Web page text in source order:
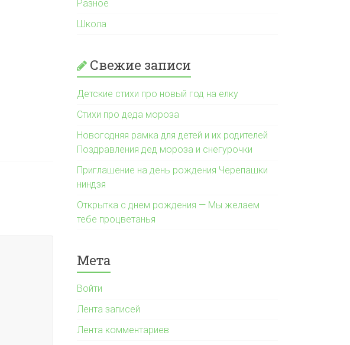
Разное
Школа
Свежие записи
Детские стихи про новый год на елку
Стихи про деда мороза
Новогодняя рамка для детей и их родителей
Поздравления дед мороза и снегурочки
Приглашение на день рождения Черепашки
ниндзя
Открытка с днем рождения — Мы желаем
тебе процветанья
Мета
Войти
Лента записей
Лента комментариев